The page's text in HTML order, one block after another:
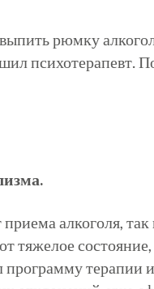
рюмку
психотерапевт.
алкоголя,
программу